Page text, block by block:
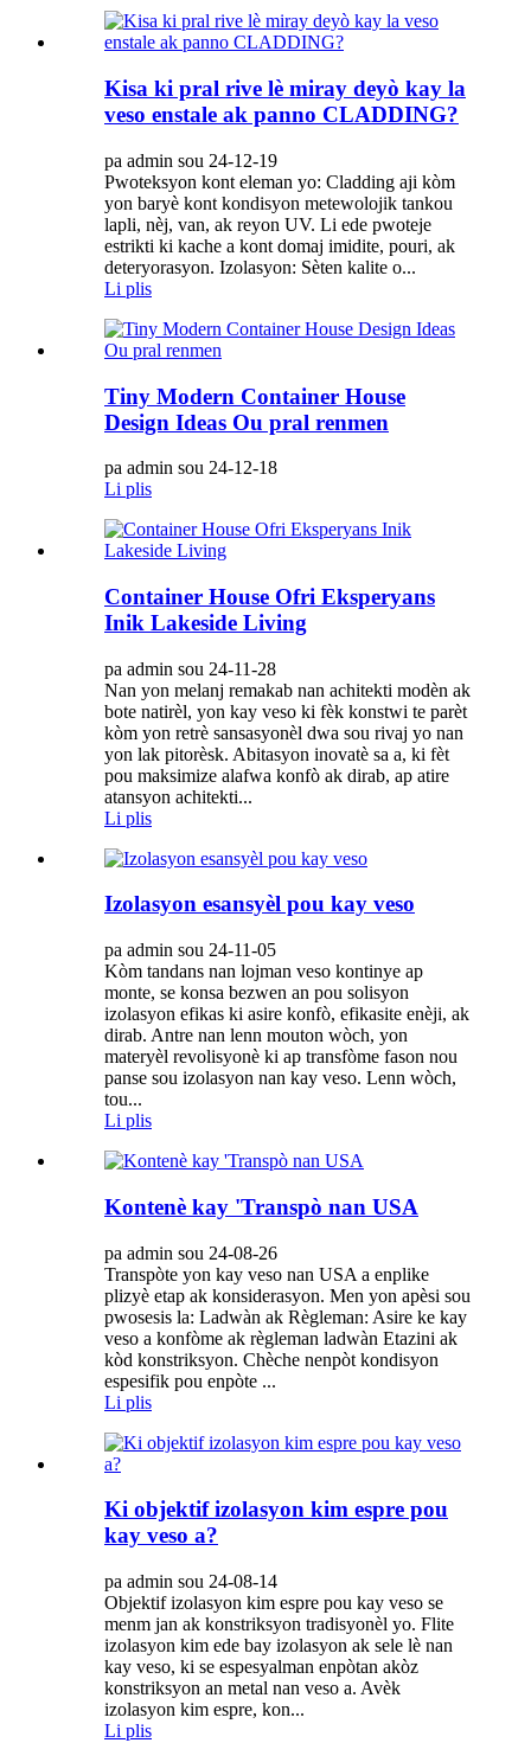
Kisa ki pral rive lè miray deyò kay la
veso enstale ak panno CLADDING?
pa admin sou 24-12-19
Pwoteksyon kont eleman yo: Cladding aji kòm
yon baryè kont kondisyon metewolojik tankou
lapli, nèj, van, ak reyon UV. Li ede pwoteje
estrikti ki kache a kont domaj imidite, pouri, ak
deteryorasyon. Izolasyon: Sèten kalite o...
Li plis
Tiny Modern Container House
Design Ideas Ou pral renmen
pa admin sou 24-12-18
Li plis
Container House Ofri Eksperyans
Inik Lakeside Living
pa admin sou 24-11-28
Nan yon melanj remakab nan achitekti modèn ak
bote natirèl, yon kay veso ki fèk konstwi te parèt
kòm yon retrè sansasyonèl dwa sou rivaj yo nan
yon lak pitorèsk. Abitasyon inovatè sa a, ki fèt
pou maksimize alafwa konfò ak dirab, ap atire
atansyon achitekti...
Li plis
Izolasyon esansyèl pou kay veso
pa admin sou 24-11-05
Kòm tandans nan lojman veso kontinye ap
monte, se konsa bezwen an pou solisyon
izolasyon efikas ki asire konfò, efikasite enèji, ak
dirab. Antre nan lenn mouton wòch, yon
materyèl revolisyonè ki ap transfòme fason nou
panse sou izolasyon nan kay veso. Lenn wòch,
tou...
Li plis
Kontenè kay 'Transpò nan USA
pa admin sou 24-08-26
Transpòte yon kay veso nan USA a enplike
plizyè etap ak konsiderasyon. Men yon apèsi sou
pwosesis la: Ladwàn ak Règleman: Asire ke kay
veso a konfòme ak règleman ladwàn Etazini ak
kòd konstriksyon. Chèche nenpòt kondisyon
espesifik pou enpòte ...
Li plis
Ki objektif izolasyon kim espre pou
kay veso a?
pa admin sou 24-08-14
Objektif izolasyon kim espre pou kay veso se
menm jan ak konstriksyon tradisyonèl yo. Flite
izolasyon kim ede bay izolasyon ak sele lè nan
kay veso, ki se espesyalman enpòtan akòz
konstriksyon an metal nan veso a. Avèk
izolasyon kim espre, kon...
Li plis